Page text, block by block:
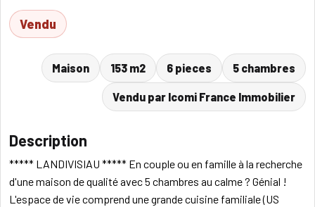
Vendu
Maison 153 m2 6 pieces 5 chambres
Vendu par Icomi France Immobilier
Description
***** LANDIVISIAU ***** En couple ou en famille à la recherche
d'une maison de qualité avec 5 chambres au calme ? Génial !
L'espace de vie comprend une grande cuisine familiale (US